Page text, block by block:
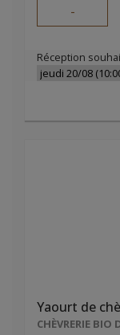
-
Réception
Yaourt de
CHÈVRERIE BIO